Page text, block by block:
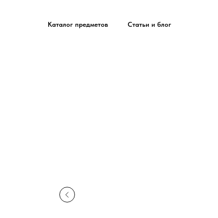
Каталог предметов Статьи и блог